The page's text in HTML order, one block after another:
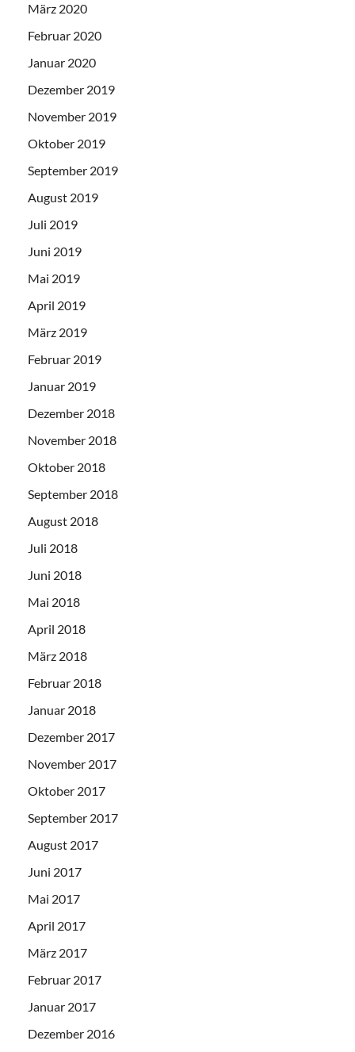
März 2020
Februar 2020
Januar 2020
Dezember 2019
November 2019
Oktober 2019
September 2019
August 2019
Juli 2019
Juni 2019
Mai 2019
April 2019
März 2019
Februar 2019
Januar 2019
Dezember 2018
November 2018
Oktober 2018
September 2018
August 2018
Juli 2018
Juni 2018
Mai 2018
April 2018
März 2018
Februar 2018
Januar 2018
Dezember 2017
November 2017
Oktober 2017
September 2017
August 2017
Juni 2017
Mai 2017
April 2017
März 2017
Februar 2017
Januar 2017
Dezember 2016